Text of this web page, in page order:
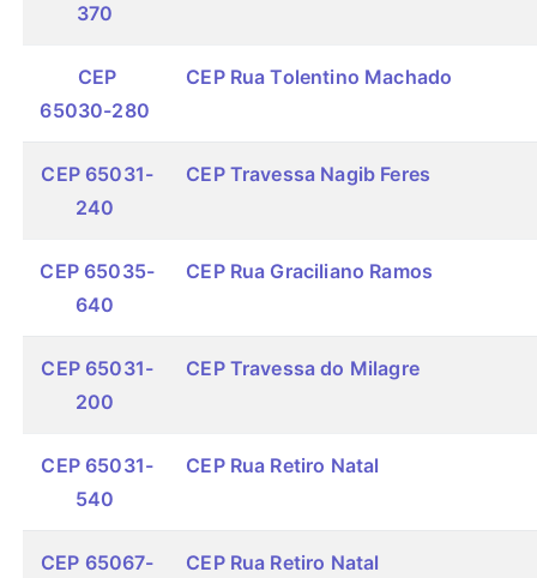
370
CEP
65030-280
CEP Rua Tolentino Machado
CEP 65031-
240
CEP Travessa Nagib Feres
CEP 65035-
640
CEP Rua Graciliano Ramos
CEP 65031-
200
CEP Travessa do Milagre
CEP 65031-
540
CEP Rua Retiro Natal
CEP 65067- CEP Rua Retiro Natal